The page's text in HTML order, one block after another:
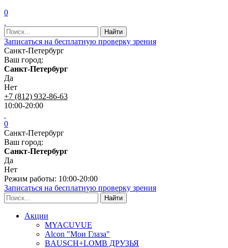
0
Записаться на бесплатную проверку зрения
Санкт-Петербург
Ваш город:
Санкт-Петербург
Да
Нет
+7 (812) 932-86-63
10:00-20:00
0
Санкт-Петербург
Ваш город:
Санкт-Петербург
Да
Нет
Режим работы: 10:00-20:00
Записаться на бесплатную проверку зрения
Акции
MYACUVUE
Alcon "Мои Глаза"
BAUSCH+LOMB ДРУЗЬЯ